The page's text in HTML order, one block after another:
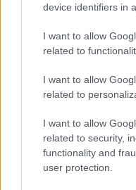
device identifiers in
I want to allow
related to
I want to allow
related to
I want to allow
related to security,
functionality and
user protection.
lennének, de az sem,
Ami probléma lehet,
ugyanis viszonylag
haétkony
területekretelepítik a
élelmiszer-
azonban erre is